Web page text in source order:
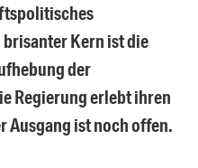
Kern ist die
der
Regierung erlebt ihren
Ausgang ist noch offen.